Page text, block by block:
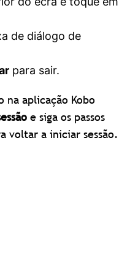
de diálogo de
para sair.
na aplicação Kobo
e siga os passos
voltar a iniciar sessão.